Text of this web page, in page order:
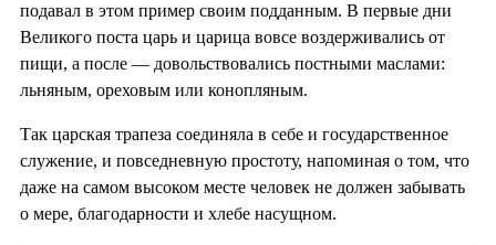
подавал в этом пример своим подданным. В первые дни
Великого поста царь и царица вовсе воздерживались от
пищи, а после — довольствовались постными маслами:
льняным, ореховым или конопляным.
Так царская трапеза соединяла в себе и государственное
служение, и повседневную простоту, напоминая о том, что
даже на самом высоком месте человек не должен забывать
о мере, благодарности и хлебе насущном.